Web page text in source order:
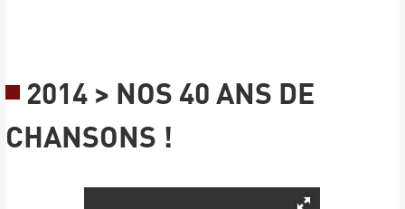
2014 > NOS 40 ANS DE
CHANSONS !